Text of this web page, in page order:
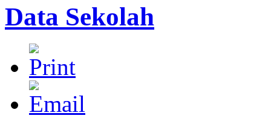
Data Sekolah